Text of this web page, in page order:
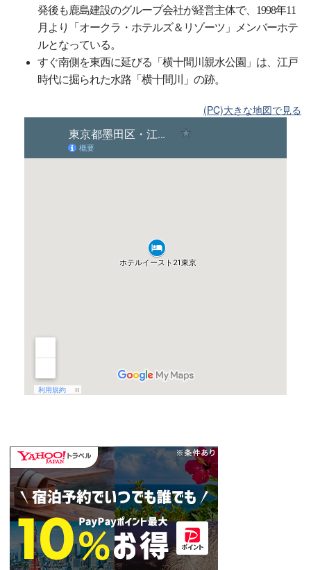
発後も鹿島建設のグループ会社が経営主体で、1998年11
月より「オークラ・ホテルズ＆リゾーツ」メンバーホテ
ルとなっている。
すぐ南側を東西に延びる「横十間川親水公園」は、江戸
時代に掘られた水路「横十間川」の跡。
(PC)大きな地図で見る